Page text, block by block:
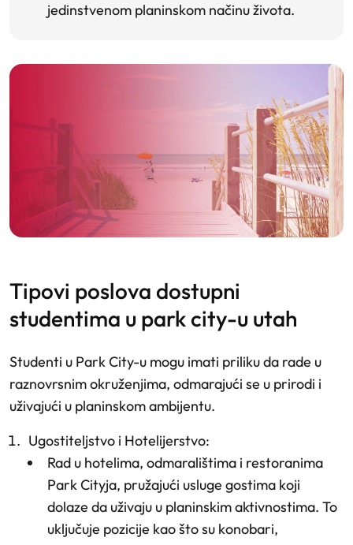
jedinstvenom planinskom načinu života.
tipovi poslova dostupni
studentima u park city-u utah
Studenti u Park City-u mogu imati priliku da rade u
raznovrsnim okruženjima, odmarajući se u prirodi i
uživajući u planinskom ambijentu.
Ugostiteljstvo i Hotelijerstvo:
Rad u hotelima, odmaralištima i restoranima
Park Cityja, pružajući usluge gostima koji
dolaze da uživaju u planinskim aktivnostima. To
uključuje pozicije kao što su konobari,